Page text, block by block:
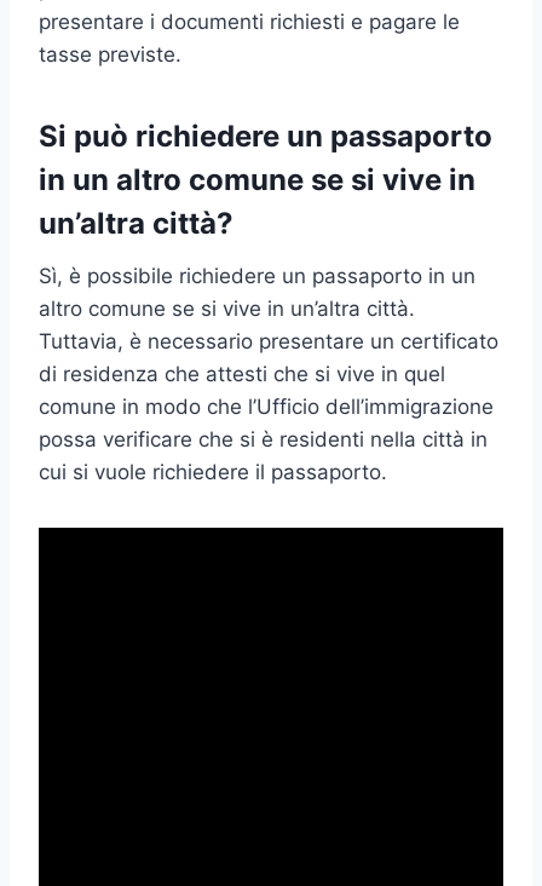
presentare i documenti richiesti e pagare le
tasse previste.
Si può richiedere un passaporto
in un altro comune se si vive in
un’altra città?
Sì, è possibile richiedere un passaporto in un
altro comune se si vive in un’altra città.
Tuttavia, è necessario presentare un certificato
di residenza che attesti che si vive in quel
comune in modo che l’Ufficio dell’immigrazione
possa verificare che si è residenti nella città in
cui si vuole richiedere il passaporto.